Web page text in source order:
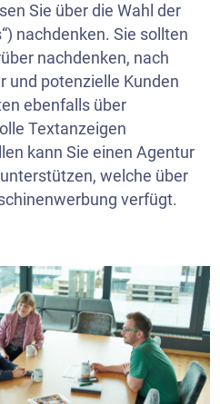
Sie über die Wahl der
nachdenken. Sie sollten
nachdenken, nach
und potenzielle Kunden
ebenfalls über
Textanzeigen
kann Sie einen Agentur
welche über
verfügt.